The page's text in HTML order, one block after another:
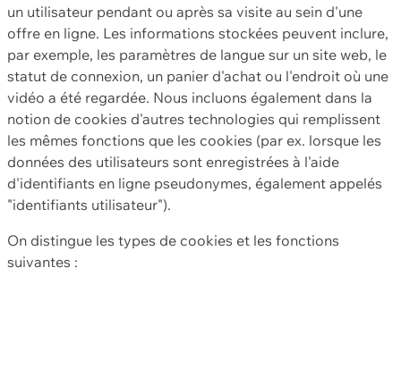
un utilisateur pendant ou après sa visite au sein d'une
offre en ligne. Les informations stockées peuvent inclure,
par exemple, les paramètres de langue sur un site web, le
statut de connexion, un panier d'achat ou l'endroit où une
vidéo a été regardée. Nous incluons également dans la
notion de cookies d'autres technologies qui remplissent
les mêmes fonctions que les cookies (par ex. lorsque les
données des utilisateurs sont enregistrées à l'aide
d'identifiants en ligne pseudonymes, également appelés
"identifiants utilisateur").
On distingue les types de cookies et les fonctions
suivantes :